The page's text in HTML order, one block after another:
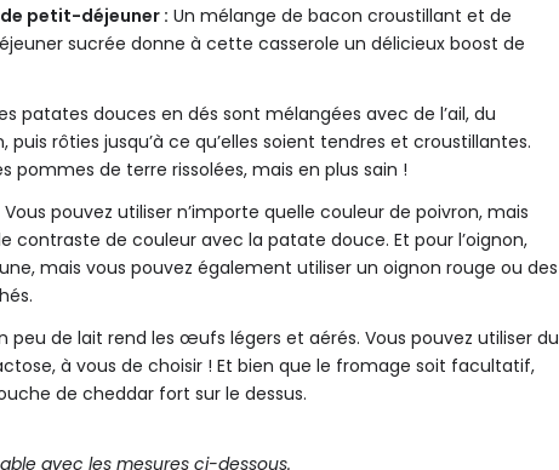
petit-déjeuner : Un mélange de bacon croustillant et de
sucrée donne à cette casserole un délicieux boost de
patates douces en dés sont mélangées avec de l’ail, du
puis rôties jusqu’à ce qu’elles soient tendres et croustillantes.
pommes de terre rissolées, mais en plus sain !
Vous pouvez utiliser n’importe quelle couleur de poivron, mais
contraste de couleur avec la patate douce. Et pour l’oignon,
mais vous pouvez également utiliser un oignon rouge ou des
peu de lait rend les œufs légers et aérés. Vous pouvez utiliser du
à vous de choisir ! Et bien que le fromage soit facultatif,
de cheddar fort sur le dessus.
avec les mesures ci-dessous.